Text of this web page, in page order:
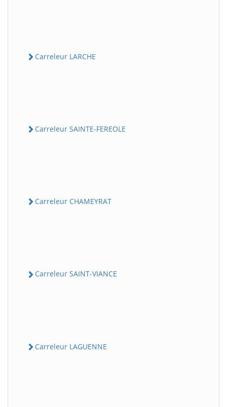
Carreleur LARCHE
Carreleur SAINTE-FEREOLE
Carreleur CHAMEYRAT
Carreleur SAINT-VIANCE
Carreleur LAGUENNE